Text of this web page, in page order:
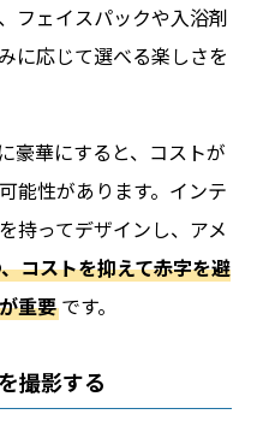
フェイスパックや入浴剤
に応じて選べる楽しさを
豪華にすると、コストが
能性があります。インテ
持ってデザインし、アメ
コストを抑えて赤字を避
重要 です。
撮影する